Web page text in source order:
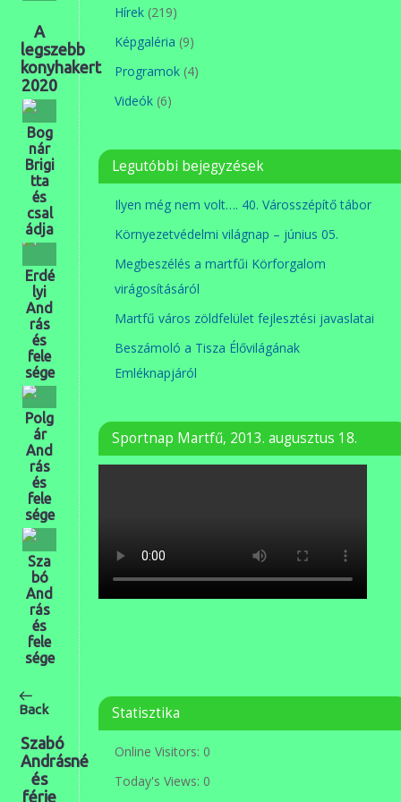
A
legszebb
konyhakert
2020
Bog
nár
Brigi
tta
és
csal
ádja
Erdé
lyi
And
rás
és
fele
sége
Polg
ár
And
rás
és
fele
sége
Sza
bó
And
rás
és
fele
sége
Back
Szabó
Andrásné
és
férje
Hírek (219)
Képgaléria (9)
Programok (4)
Videók (6)
Legutóbbi bejegyzések
Ilyen még nem volt…. 40. Városszépítő tábor
Környezetvédelmi világnap – június 05.
Megbeszélés a martfűi Körforgalom
virágosításáról
Martfű város zöldfelület fejlesztési javaslatai
Beszámoló a Tisza Élővilágának
Emléknapjáról
Sportnap Martfű, 2013. augusztus 18.
Statisztika
Online Visitors: 0
Today's Views: 0